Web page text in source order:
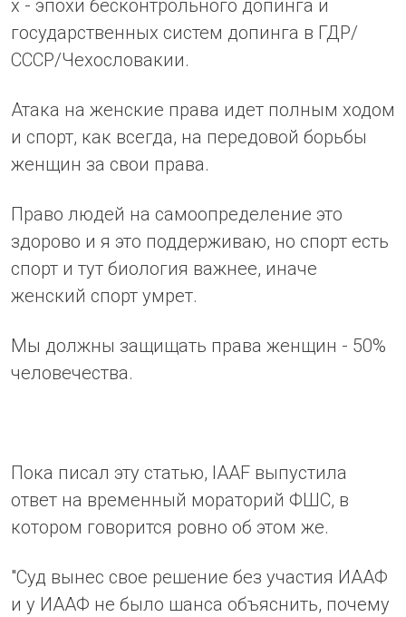
х - эпохи бесконтрольного допинга и
государственных систем допинга в ГДР/
СССР/Чехословакии.
Атака на женские права идет полным ходом
и спорт, как всегда, на передовой борьбы
женщин за свои права.
Право людей на самоопределение это
здорово и я это поддерживаю, но спорт есть
спорт и тут биология важнее, иначе
женский спорт умрет.
Мы должны защищать права женщин - 50%
человечества.
Пока писал эту статью, IAAF выпустила
ответ на временный мораторий ФШС, в
котором говорится ровно об этом же.
"Суд вынес свое решение без участия ИААФ
и у ИААФ не было шанса объяснить, почему